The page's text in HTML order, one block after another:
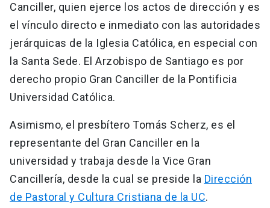
Canciller, quien ejerce los actos de dirección y es
el vínculo directo e inmediato con las autoridades
jerárquicas de la Iglesia Católica, en especial con
la Santa Sede. El Arzobispo de Santiago es por
derecho propio Gran Canciller de la Pontificia
Universidad Católica.
Asimismo, el presbítero Tomás Scherz, es el
representante del Gran Canciller en la
universidad y trabaja desde la Vice Gran
Cancillería, desde la cual se preside la Dirección
de Pastoral y Cultura Cristiana de la UC.